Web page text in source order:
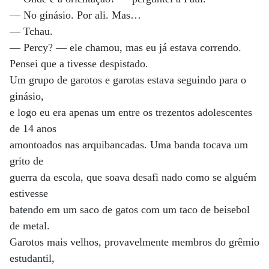
— No ginásio. Por ali. Mas…
— Tchau.
— Percy? — ele chamou, mas eu já estava correndo.
Pensei que a tivesse despistado.
Um grupo de garotos e garotas estava seguindo para o
ginásio,
e logo eu era apenas um entre os trezentos adolescentes
de 14 anos
amontoados nas arquibancadas. Uma banda tocava um
grito de
guerra da escola, que soava desafi nado como se alguém
estivesse
batendo em um saco de gatos com um taco de beisebol
de metal.
Garotos mais velhos, provavelmente membros do grêmio
estudantil,